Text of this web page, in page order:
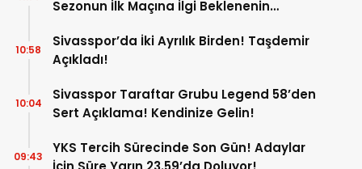
Sezonun İlk Maçına İlgi Beklenenin
Sivasspor’da İki Ayrılık Birden! Taşdemir
Açıkladı!
10:58
Sivasspor Taraftar Grubu Legend 58’den
Sert Açıklama! Kendinize Gelin!
10:04
YKS Tercih Sürecinde Son Gün! Adaylar
09:43